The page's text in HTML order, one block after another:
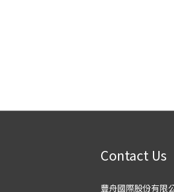
Contact Us
豐舟國際股份有限